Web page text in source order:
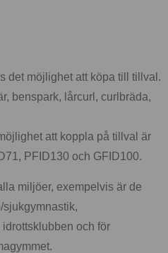
det möjlighet att köpa till tillval.
benspark, lårcurl, curlbräda,
att koppla på tillval är
PFID130 och GFID100.
miljöer, exempelvis är de
sjukgymnastik,
och för